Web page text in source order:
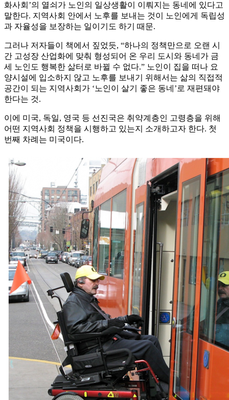
화사회’의 열쇠가 노인의 일상생활이 이뤄지는 동네에 있다고
말한다. 지역사회 안에서 노후를 보내는 것이 노인에게 독립성
과 자율성을 보장하는 일이기도 하기 때문.
그러나 저자들이 책에서 짚었듯, “하나의 정책만으로 오랜 시
간 고성장 산업화에 맞춰 형성되어 온 우리 도시와 동네가 금
세 노인도 행복한 삶터로 바뀔 수 없다.” 노인이 집을 떠나 요
양시설에 입소하지 않고 노후를 보내기 위해서는 삶의 직접적
공간이 되는 지역사회가 ‘노인이 살기 좋은 동네’로 재편돼야
한다는 것.
이에 미국, 독일, 영국 등 선진국은 취약계층인 고령층을 위해
어떤 지역사회 정책을 시행하고 있는지 소개하고자 한다. 첫
번째 차례는 미국이다.